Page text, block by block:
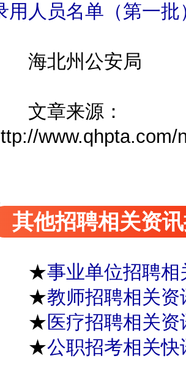
用人员名单（第一批
海北州公安局
文章来源：
其他招聘相关资
★事业单位招聘相
★教师招聘相关资
★医疗招聘相关资
★公职招考相关快